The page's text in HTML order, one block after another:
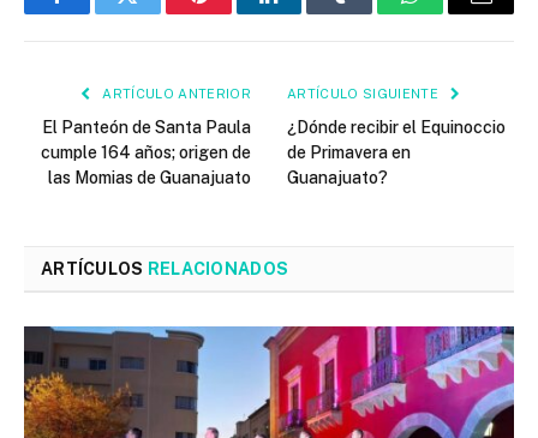
FacebookTwitter PinterestLinkedInTumblr WhatsAppEmail
ARTÍCULO ANTERIOR
El Panteón de Santa Paula
cumple 164 años; origen de
las Momias de Guanajuato
ARTÍCULO SIGUIENTE
¿Dónde recibir el Equinoccio
de Primavera en
Guanajuato?
ARTÍCULOS RELACIONADOS